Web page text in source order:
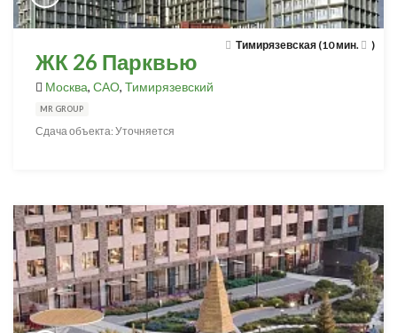
Тимирязевская (10 мин. )
ЖК 26 Парквью
Москва, САО, Тимирязевский
MR GROUP
Сдача объекта: Уточняется